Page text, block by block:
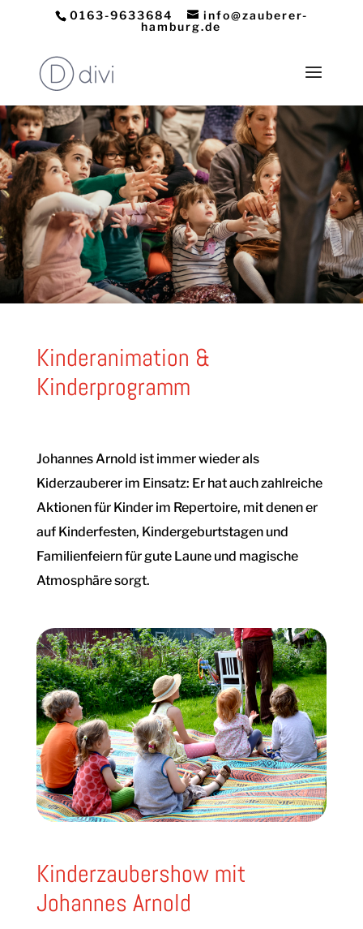
0163-9633684
info@zauberer-
hamburg.de
Kinderanimation &
Kinderprogramm
Johannes Arnold ist immer wieder als
Kiderzauberer im Einsatz: Er hat auch zahlreiche
Aktionen für Kinder im Repertoire, mit denen er
auf Kinderfesten, Kindergeburtstagen und
Familienfeiern für gute Laune und magische
Atmosphäre sorgt.
Kinderzaubershow mit
Johannes Arnold